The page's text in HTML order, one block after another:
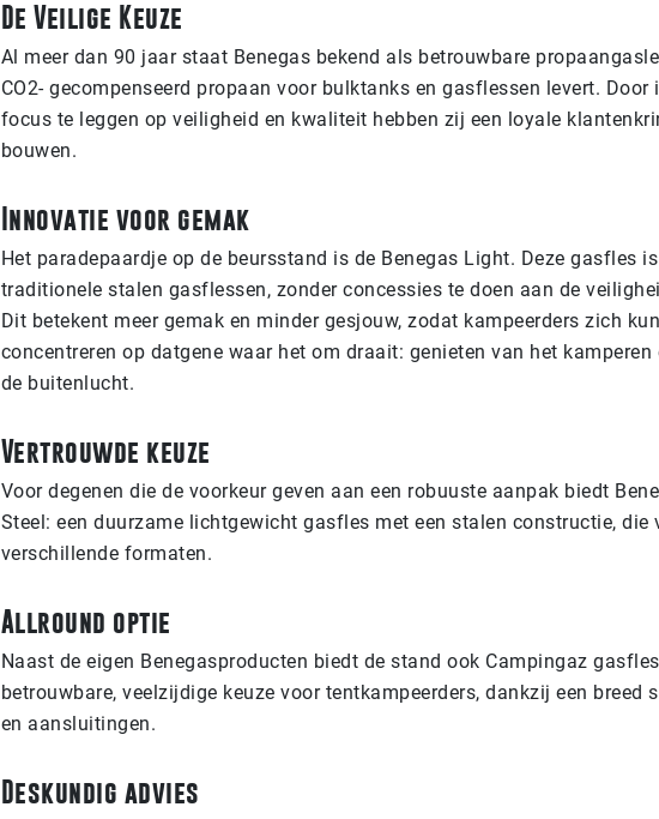
De Veilige Keuze
Al meer dan 90 jaar staat Benegas bekend als betrouwbare
CO2- gecompenseerd propaan voor bulktanks en gasflessen levert. Door
focus te leggen op veiligheid en kwaliteit hebben zij een loyale
bouwen.
Innovatie voor gemak
Het paradepaardje op de beursstand is de Benegas Light. Deze gasfles
traditionele stalen gasflessen, zonder concessies te doen aan de
Dit betekent meer gemak en minder gesjouw, zodat kampeerders zich
concentreren op datgene waar het om draait: genieten van het kamperen
de buitenlucht.
Vertrouwde keuze
Voor degenen die de voorkeur geven aan een robuuste aanpak biedt
Steel: een duurzame lichtgewicht gasfles met een stalen constructie, die
verschillende formaten.
Allround optie
Naast de eigen Benegasproducten biedt de stand ook Campingaz
betrouwbare, veelzijdige keuze voor tentkampeerders, dankzij een breed
en aansluitingen.
Deskundig advies